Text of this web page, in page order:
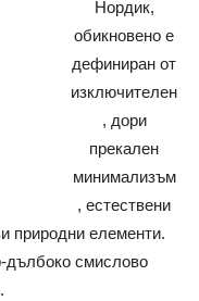
Нордик,
обикновено е
дефиниран от
изключителен
, дори
прекален
минимализъм
, естествени
природни елементи.
дълбоко смислово